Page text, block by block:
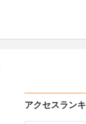
アクセスラン